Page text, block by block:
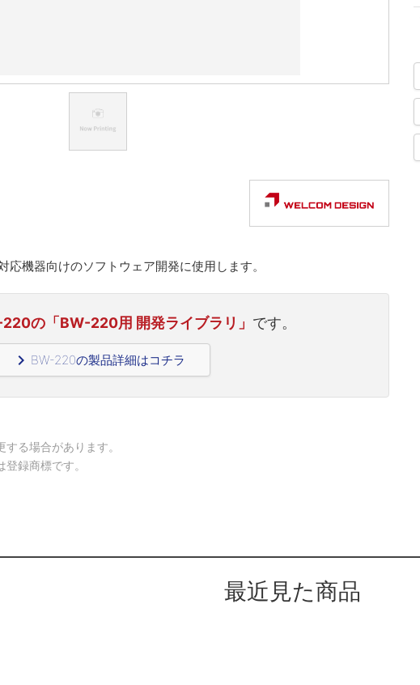
機器向けのソフトウェア開発に使用します。
の「BW-220用 開発ライブラリ」 です。
navigate_next BW-220の製品詳細はコチラ
る場合があります。
録商標です。
最近見た商品